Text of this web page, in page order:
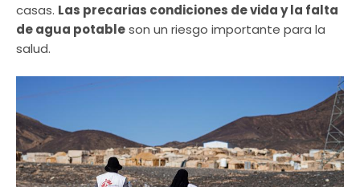
casas. Las precarias condiciones de vida y la falta
de agua potableson un riesgo importante para la
salud.